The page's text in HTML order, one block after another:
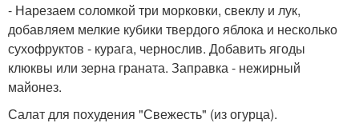
- Нарезаем соломкой три морковки, свеклу и лук,
добавляем мелкие кубики твердого яблока и несколько
сухофруктов - курага, чернослив. Добавить ягоды
клюквы или зерна граната. Заправка - нежирный
майонез.
Салат для похудения "Свежесть" (из огурца).